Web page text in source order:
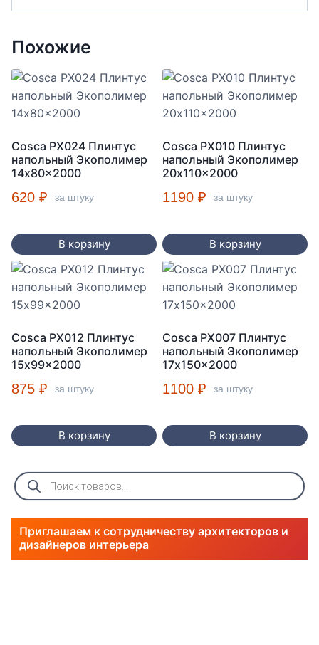
Похожие
Cosca PX024 Плинтус
напольный Экополимер
14x80x2000
620 ₽ за штуку
В корзину
Cosca PX010 Плинтус
напольный Экополимер
20x110x2000
1190 ₽ за штуку
В корзину
Cosca PX012 Плинтус
напольный Экополимер
15x99x2000
875 ₽ за штуку
В корзину
Cosca PX007 Плинтус
напольный Экополимер
17x150x2000
1100 ₽ за штуку
В корзину
Поиск
товаров
Приглашаем к сотрудничеству архитекторов и
дизайнеров интерьера